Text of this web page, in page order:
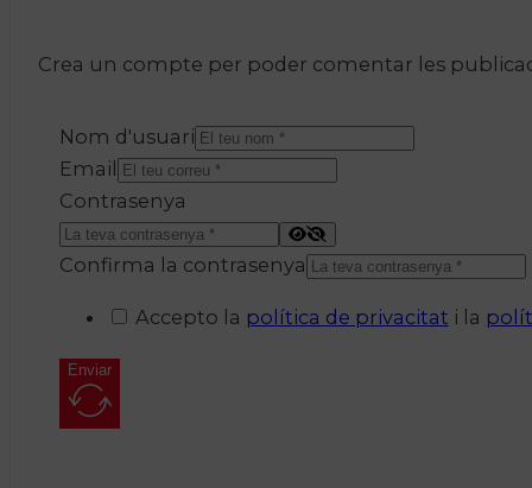
Crea un compte per poder comentar les
Nom d'usuari
Email
Contrasenya
Confirma la contrasenya
Accepto la política de privacitat i la
Enviar